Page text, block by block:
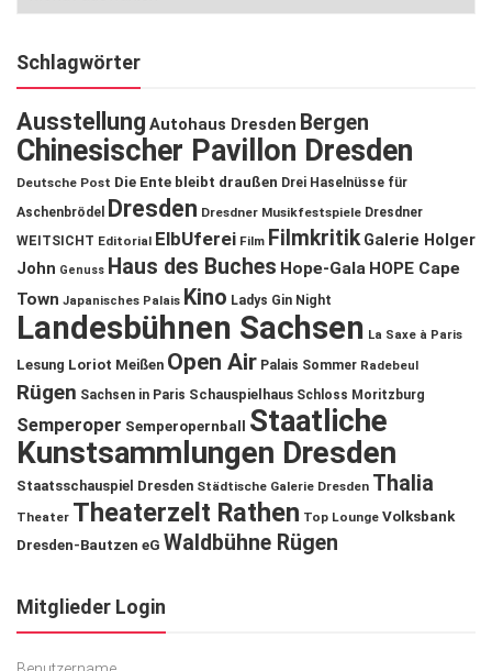
Schlagwörter
Ausstellung Autohaus Dresden Bergen
Chinesischer Pavillon Dresden
Deutsche Post Die Ente bleibt draußen Drei Haselnüsse für
Aschenbrödel
Dresden Dresdner Musikfestspiele Dresdner
WEITSICHT Editorial ElbUferei Film Filmkritik Galerie Holger
John Genuss Haus des Buches Hope-Gala HOPE Cape
Town Japanisches Palais Kino Ladys Gin Night
Landesbühnen Sachsen La Saxe à Paris
Lesung Loriot Meißen Open Air Palais Sommer Radebeul
Rügen Sachsen in Paris Schauspielhaus Schloss Moritzburg
Semperoper Semperopernball
Staatliche
Kunstsammlungen Dresden
Staatsschauspiel Dresden Städtische Galerie Dresden Thalia
Theater Theaterzelt Rathen Top Lounge Volksbank
Dresden-Bautzen eG Waldbühne Rügen
Mitglieder Login